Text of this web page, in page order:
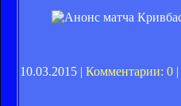
10.03.2015 | Комментарии: 0 |